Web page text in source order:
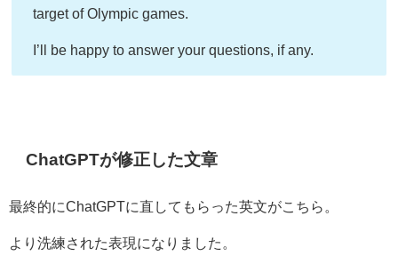
target of Olympic games.
I’ll be happy to answer your questions, if any.
ChatGPTが修正した文章
最終的にChatGPTに直してもらった英文がこちら。
より洗練された表現になりました。